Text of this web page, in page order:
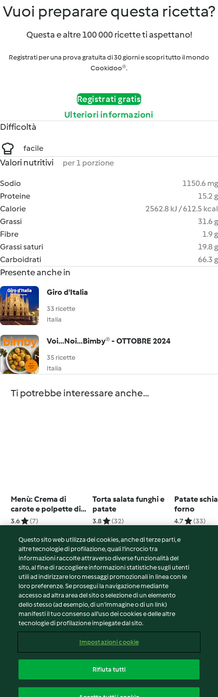
Vuoi preparare questa ricetta?
Questa e altre 100 000 ricette ti aspettano!
Registrati per una prova gratuita di 30 giorni e scopri tutto il mondo
Cookidoo®.
Registrati gratis
Ulteriori informazioni
Difficoltà
facile
Valori nutritivi per 1 porzione
Sodio
1150.6 mg
Proteine
15.2 g
Calorie
2562.8 kJ / 612.5 kcal
Grassi
31.6 g
Fibre
1.9 g
Grassi saturi
19.8 g
Carboidrati
66.3 g
Presente anche in
Giro d'Italia
33 ricette
Italia
Voi...Noi...Bimby® - OTTOBRE 2024
35 ricette
Italia
Ti potrebbe interessare anche...
Menù: Crema di
carote e polpette di
vitello
3.6 (7)
Torta salata funghi e
patate
3.8 (32)
Patate
forno
4.7 (33)
© Copyright 2026
Termini del servizio
Informativa sulla privacy
Avvertenze generali
Note legali
Contenuto del rapporto
Dichiarazione di accessibilità
Questo sito web utilizza dei cookies, anche di terze parti, e
altre tecnologie di profilazione, quali l’incrocio tra
informazioni raccolte attraverso diverse funzionalità del
sito, al fine di raccogliere informazioni statistiche sugli utenti
utili ad indirizzare loro messaggi promozionali in linea con le
loro preferenze. Se prosegui la navigazione mediante
accesso ad altra area del sito o selezione di un elemento
dello stesso (ad esempio, di un'immagine o di un link)
manifesti il tuo consenso all'uso dei cookies e delle altre
tecnologie di profilazione impiegate dal sito.
Impostazioni cookie
Rifiuta tutti